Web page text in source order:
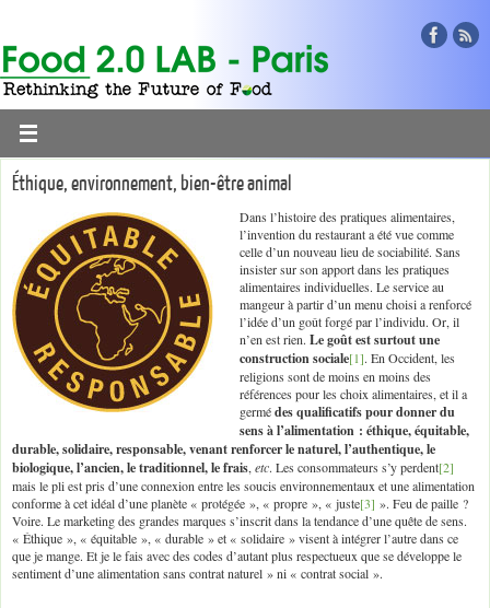
Éthique, environnement, bien-être animal
Dans l’histoire des pratiques alimentaires,
l’invention du restaurant a été vue comme
celle d’un nouveau lieu de sociabilité. Sans
insister sur son apport dans les pratiques
alimentaires individuelles. Le service au
mangeur à partir d’un menu choisi a renforcé
l’idée d’un goût forgé par l’individu. Or, il
n’en est rien. Le goût est surtout une
construction sociale[1]. En Occident, les
religions sont de moins en moins des
références pour les choix alimentaires, et il a
germédes qualificatifs pour donner du
sens à l’alimentation : éthique, équitable,
durable, solidaire, responsable, venant renforcer le naturel, l’authentique, le
biologique, l’ancien, le traditionnel, le frais, etc. Les consommateurs s’y perdent[2]
mais le pli est pris d’une connexion entre les soucis environnementaux et une alimentation
conforme à cet idéal d’une planète « protégée », « propre », « juste[3] ». Feu de paille ?
Voire. Le marketing des grandes marques s’inscrit dans la tendance d’une quête de sens.
« Éthique », « équitable », « durable » et « solidaire » visent à intégrer l’autre dans ce
que je mange. Et je le fais avec des codes d’autant plus respectueux que se développe le
sentiment d’une alimentation sans contrat naturel » ni « contrat social ».